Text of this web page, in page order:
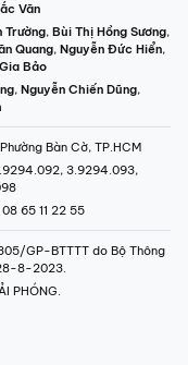
Văn
Trường, Bùi Thị Hồng Sương,
Quang, Nguyễn Đức Hiển,
Bảo
, Nguyễn Chiến Dũng,
Bàn Cờ, TP.HCM
3.9294.093,
65 11 22 55
GP-BTTTT do Bộ Thông
8-2023.
PHÓNG.